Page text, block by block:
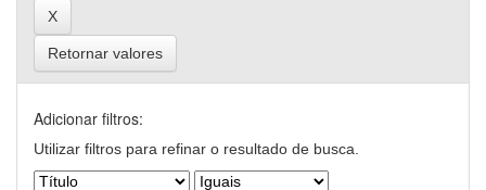
Retornar valores
Adicionar filtros:
Utilizar filtros para refinar o resultado de busca.